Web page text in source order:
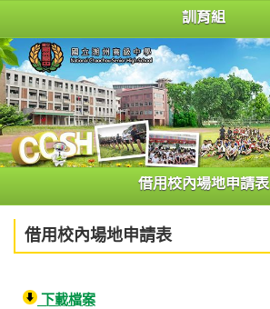
訓育組
借用校內場地申請表
借用校內場地申請表
下載檔案